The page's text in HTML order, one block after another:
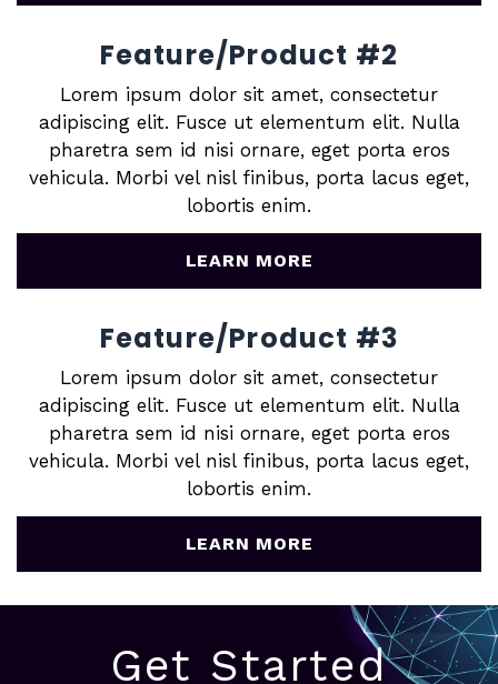
Feature/Product #2
Lorem ipsum dolor sit amet, consectetur
adipiscing elit. Fusce ut elementum elit. Nulla
pharetra sem id nisi ornare, eget porta eros
vehicula. Morbi vel nisl finibus, porta lacus eget,
lobortis enim.
LEARN MORE
Feature/Product #3
Lorem ipsum dolor sit amet, consectetur
adipiscing elit. Fusce ut elementum elit. Nulla
pharetra sem id nisi ornare, eget porta eros
vehicula. Morbi vel nisl finibus, porta lacus eget,
lobortis enim.
LEARN MORE
Get Started